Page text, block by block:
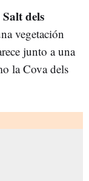
Salt dels
vegetación
junto a una
la Cova dels